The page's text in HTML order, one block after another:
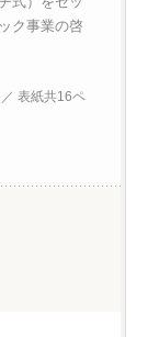
ク事業の啓
表紙共16ペ